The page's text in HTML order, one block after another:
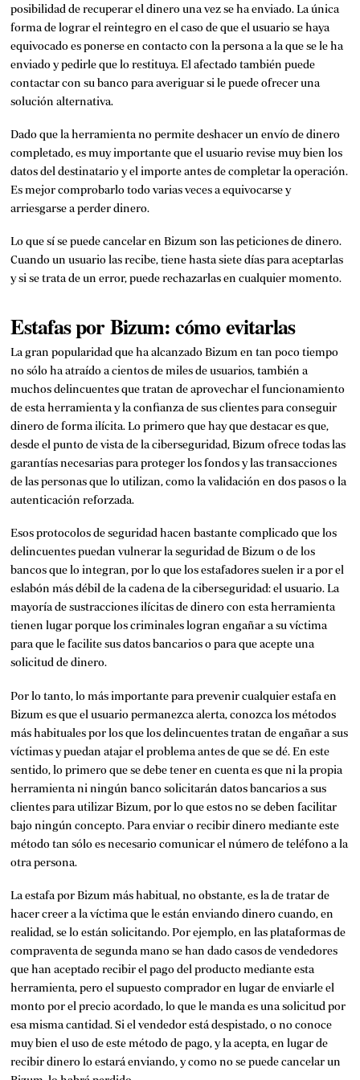
posibilidad de recuperar el dinero una vez se ha enviado. La única
forma de lograr el reintegro en el caso de que el usuario se haya
equivocado es ponerse en contacto con la persona a la que se le ha
enviado y pedirle que lo restituya. El afectado también puede
contactar con su banco para averiguar si le puede ofrecer una
solución alternativa.
Dado que la herramienta no permite deshacer un envío de dinero
completado, es muy importante que el usuario revise muy bien los
datos del destinatario y el importe antes de completar la operación.
Es mejor comprobarlo todo varias veces a equivocarse y
arriesgarse a perder dinero.
Lo que sí se puede cancelar en Bizum son las peticiones de dinero.
Cuando un usuario las recibe, tiene hasta siete días para aceptarlas
y si se trata de un error, puede rechazarlas en cualquier momento.
Estafas por Bizum: cómo evitarlas
La gran popularidad que ha alcanzado Bizum en tan poco tiempo
no sólo ha atraído a cientos de miles de usuarios, también a
muchos delincuentes que tratan de aprovechar el funcionamiento
de esta herramienta y la confianza de sus clientes para conseguir
dinero de forma ilícita. Lo primero que hay que destacar es que,
desde el punto de vista de la ciberseguridad, Bizum ofrece todas las
garantías necesarias para proteger los fondos y las transacciones
de las personas que lo utilizan, como la validación en dos pasos o la
autenticación reforzada.
Esos protocolos de seguridad hacen bastante complicado que los
delincuentes puedan vulnerar la seguridad de Bizum o de los
bancos que lo integran, por lo que los estafadores suelen ir a por el
eslabón más débil de la cadena de la ciberseguridad: el usuario. La
mayoría de sustracciones ilícitas de dinero con esta herramienta
tienen lugar porque los criminales logran engañar a su víctima
para que le facilite sus datos bancarios o para que acepte una
solicitud de dinero.
Por lo tanto, lo más importante para prevenir cualquier estafa en
Bizum es que el usuario permanezca alerta, conozca los métodos
más habituales por los que los delincuentes tratan de engañar a sus
víctimas y puedan atajar el problema antes de que se dé. En este
sentido, lo primero que se debe tener en cuenta es que ni la propia
herramienta ni ningún banco solicitarán datos bancarios a sus
clientes para utilizar Bizum, por lo que estos no se deben facilitar
bajo ningún concepto. Para enviar o recibir dinero mediante este
método tan sólo es necesario comunicar el número de teléfono a la
otra persona.
La estafa por Bizum más habitual, no obstante, es la de tratar de
hacer creer a la víctima que le están enviando dinero cuando, en
realidad, se lo están solicitando. Por ejemplo, en las plataformas de
compraventa de segunda mano se han dado casos de vendedores
que han aceptado recibir el pago del producto mediante esta
herramienta, pero el supuesto comprador en lugar de enviarle el
monto por el precio acordado, lo que le manda es una solicitud por
esa misma cantidad. Si el vendedor está despistado, o no conoce
muy bien el uso de este método de pago, y la acepta, en lugar de
recibir dinero lo estará enviando, y como no se puede cancelar un